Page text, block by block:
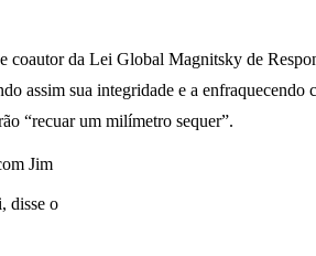
da Lei Global Magnitsky de
assim sua integridade e a
“recuar um milímetro sequer”.
disse o